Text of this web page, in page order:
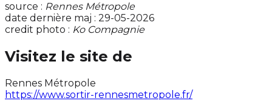
source : Rennes Métropole
date dernière maj : 29-05-2026
credit photo : Ko Compagnie
Visitez le site de
Rennes Métropole
https://www.sortir-rennesmetropole.fr/